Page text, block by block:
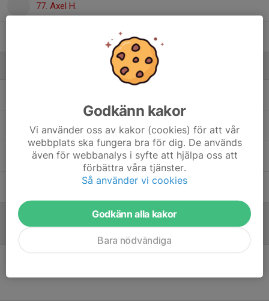
77. Axel H.
, HJ Utveckling
Casper Forsblad Huvudtränare
Tomas JanssonHuvudtränare
Jens StrandbergAssisterande tränare
Godkänn kakor
Vi använder oss av kakor (cookies) för att vår
webbplats ska fungera bra för dig. De används
även för webbanalys i syfte att hjälpa oss att
förbättra våra tjänster.
Så använder vi cookies
Godkänn alla kakor
Bara nödvändiga